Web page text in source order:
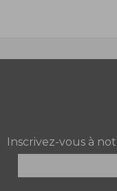
Inscrivez-vous à